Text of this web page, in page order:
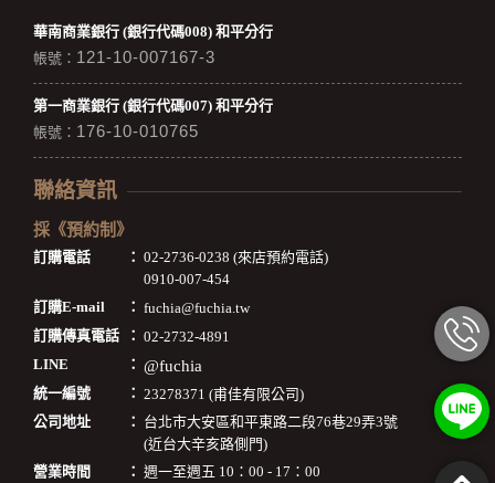
華南商業銀行 (銀行代碼008) 和平分行
帳號： 121-10-007167-3
第一商業銀行 (銀行代碼007) 和平分行
帳號： 176-10-010765
聯絡資訊
採《預約制》
訂購電話 ： 02-2736-0238 (來店預約電話)
0910-007-454
訂購E-mail
： fuchia@fuchia.tw
訂購傳真電話
： 02-2732-4891
LINE
： @fuchia
統一編號 ： 23278371 (甫佳有限公司)
公司地址
： 台北市大安區和平東路二段76巷29弄3號
(近台大辛亥路側門)
營業時間
： 週一至週五 10：00 - 17：00